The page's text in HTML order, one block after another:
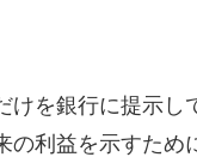
けを銀行に提示し
の利益を示すため